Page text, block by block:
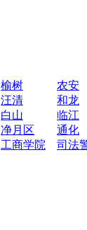
榆树 农安
汪清 和龙
白山 临江
净月区 通化
工商学院 司法